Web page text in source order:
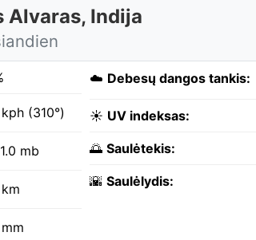
Alvaras, Indija
(310°)
mb
☁️ Debesų dangos tankis:
☀️ UV indeksas:
🌅 Saulėtekis:
🌇 Saulėlydis: